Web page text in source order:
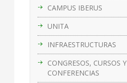
CAMPUS IBERUS
UNITA
INFRAESTRUCTURAS
CONGRESOS, CURSOS Y
CONFERENCIAS